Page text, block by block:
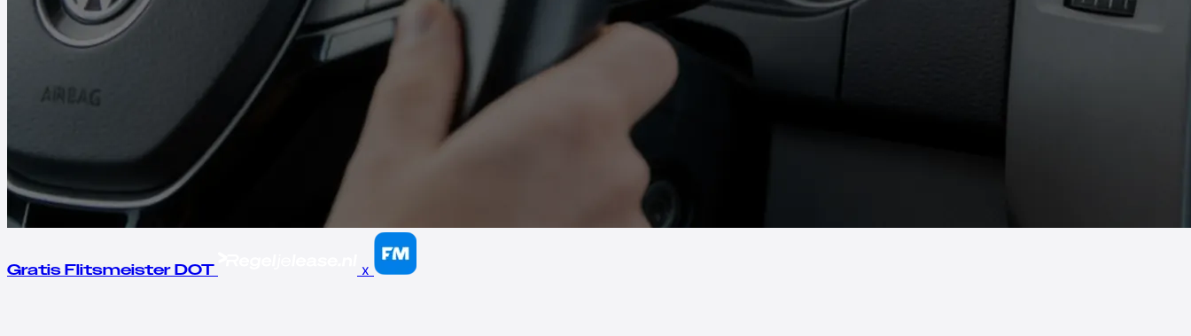
Gratis Flitsmeister DOT x